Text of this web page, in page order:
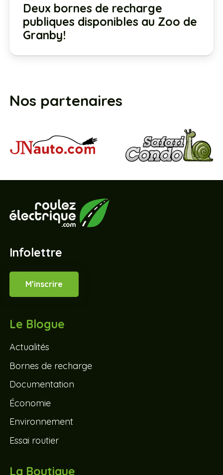
Deux bornes de recharge
publiques disponibles au Zoo de
Granby!
Nos partenaires
Infolettre
M’inscrire
Le Blogue
Actualités
Bornes de recharge
Documentation
Économie
Environnement
Essai routier
La Boutique